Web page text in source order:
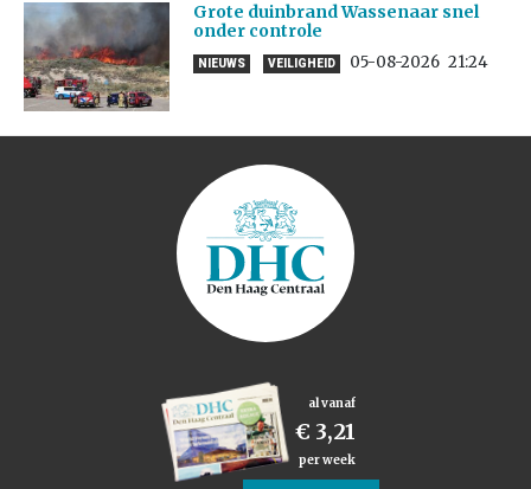
Grote duinbrand Wassenaar snel
onder controle
NIEUWS VEILIGHEID 05-08-2026 21:24
al vanaf
€ 3,21
per week